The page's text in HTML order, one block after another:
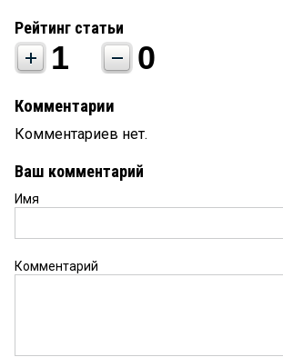
Рейтинг статьи
1 0
Комментарии
Комментариев нет.
Ваш комментарий
Имя
Комментарий